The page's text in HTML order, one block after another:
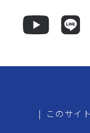
| このサイ